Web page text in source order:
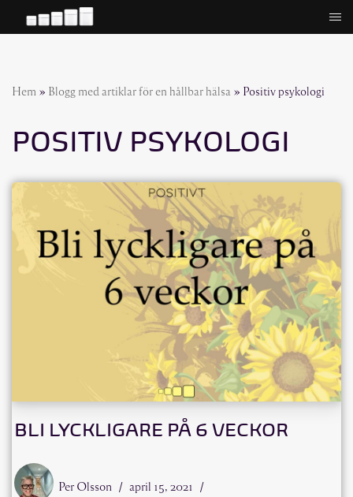
Hem » Blogg med artiklar för en hållbar hälsa » Positiv psykologi
POSITIV PSYKOLOGI
BLI LYCKLIGARE PÅ 6 VECKOR
Per Olsson
april 15, 2021